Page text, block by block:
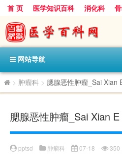
首 页 医学知识百科 消化科
心血管病科
呼吸科 神经科
内分泌科
口腔科
网站导航
> 肿瘤科 > 腮腺恶性肿瘤_Sai Xian
腮腺恶性肿瘤_Sai Xian
pptsd 肿瘤科 07-18 350